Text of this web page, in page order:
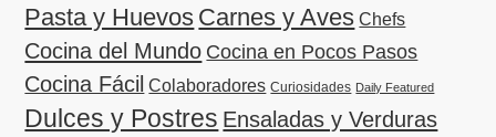
Pasta y Huevos Carnes y Aves Chefs
Cocina del Mundo Cocina en Pocos Pasos
Cocina Fácil Colaboradores Curiosidades Daily Featured
Dulces y Postres Ensaladas y Verduras